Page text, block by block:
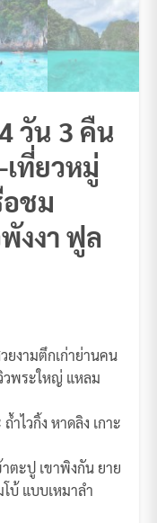
วัน 3 คืน
เที่ยวหมู่
อชม
งงา ฟูล
ยงามตึกเก่าย่านคน
วพระใหญ่ แหลม
ำไวกิ้ง หาดลิง เกาะ
ตะปู เขาพิงกัน ยาย
บ้ แบบเหมาลำ